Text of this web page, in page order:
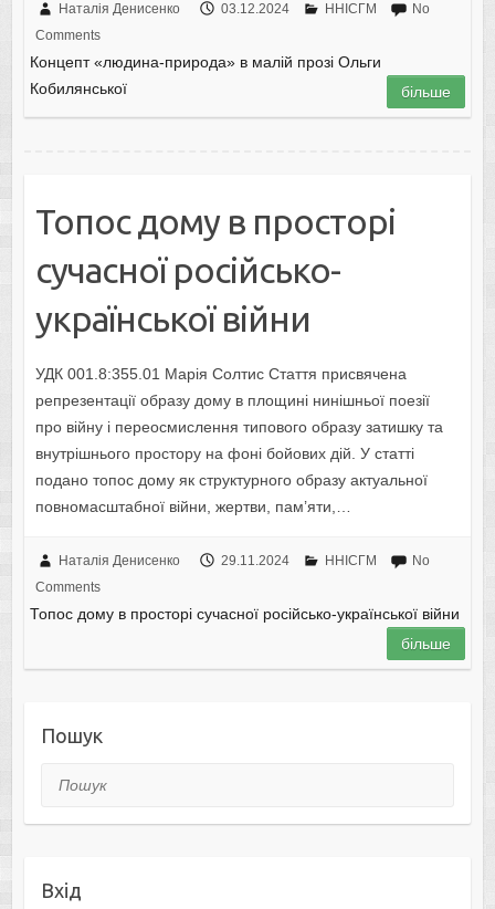
Наталія Денисенко 03.12.2024 ННІСГМ
No
Comments
Концепт «людина-природа» в малій прозі Ольги
Кобилянської
більше
Топос дому в просторі
сучасної російсько-
української війни
УДК 001.8:355.01 Марія Солтис Стаття присвячена
репрезентації образу дому в площині нинішньої поезії
про війну і переосмислення типового образу затишку та
внутрішнього простору на фоні бойових дій. У статті
подано топос дому як структурного образу актуальної
повномасштабної війни, жертви, пам’яти,…
Наталія Денисенко 29.11.2024 ННІСГМ
No
Comments
Топос дому в просторі сучасної російсько-української війни
більше
Пошук
Пошук
Вхід